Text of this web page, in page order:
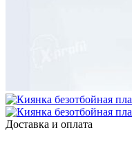
Доставка и оплата